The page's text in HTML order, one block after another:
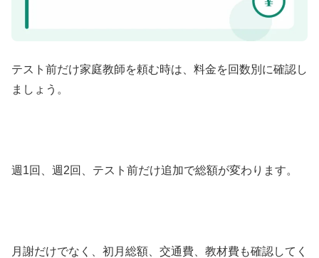
テスト前だけ家庭教師を頼む時は、料金を回数別に確認し
ましょう。
週1回、週2回、テスト前だけ追加で総額が変わります。
月謝だけでなく、初月総額、交通費、教材費も確認してく